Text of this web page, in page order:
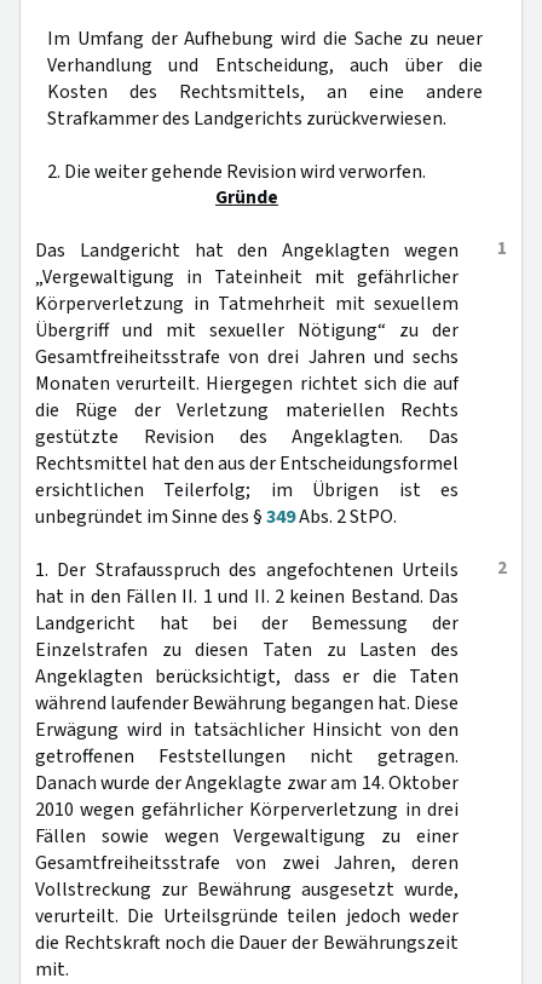
Im Umfang der Aufhebung wird die Sache zu neuer
Verhandlung und Entscheidung, auch über die
Kosten des Rechtsmittels, an eine andere
Strafkammer des Landgerichts zurückverwiesen.
2. Die weiter gehende Revision wird verworfen.
Gründe
1
Das Landgericht hat den Angeklagten wegen
„Vergewaltigung in Tateinheit mit gefährlicher
Körperverletzung in Tatmehrheit mit sexuellem
Übergriff und mit sexueller Nötigung“ zu der
Gesamtfreiheitsstrafe von drei Jahren und sechs
Monaten verurteilt. Hiergegen richtet sich die auf
die Rüge der Verletzung materiellen Rechts
gestützte Revision des Angeklagten. Das
Rechtsmittel hat den aus der Entscheidungsformel
ersichtlichen Teilerfolg; im Übrigen ist es
unbegründet im Sinne des §349Abs. 2 StPO.
2
1. Der Strafausspruch des angefochtenen Urteils
hat in den Fällen II. 1 und II. 2 keinen Bestand. Das
Landgericht hat bei der Bemessung der
Einzelstrafen zu diesen Taten zu Lasten des
Angeklagten berücksichtigt, dass er die Taten
während laufender Bewährung begangen hat. Diese
Erwägung wird in tatsächlicher Hinsicht von den
getroffenen Feststellungen nicht getragen.
Danach wurde der Angeklagte zwar am 14. Oktober
2010 wegen gefährlicher Körperverletzung in drei
Fällen sowie wegen Vergewaltigung zu einer
Gesamtfreiheitsstrafe von zwei Jahren, deren
Vollstreckung zur Bewährung ausgesetzt wurde,
verurteilt. Die Urteilsgründe teilen jedoch weder
die Rechtskraft noch die Dauer der Bewährungszeit
mit.